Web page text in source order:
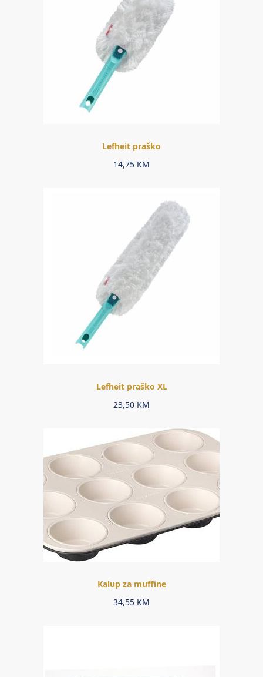
Lefheit praško
14,75 KM
Lefheit praško XL
23,50 KM
Kalup za muffine
34,55 KM